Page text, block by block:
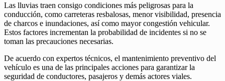
Las lluvias traen consigo condiciones más peligrosas para la
conducción, como carreteras resbalosas, menor visibilidad, presencia
de charcos e inundaciones, así como mayor congestión vehicular.
Estos factores incrementan la probabilidad de incidentes si no se
toman las precauciones necesarias.
De acuerdo con expertos técnicos, el mantenimiento preventivo del
vehículo es una de las principales acciones para garantizar la
seguridad de conductores, pasajeros y demás actores viales.